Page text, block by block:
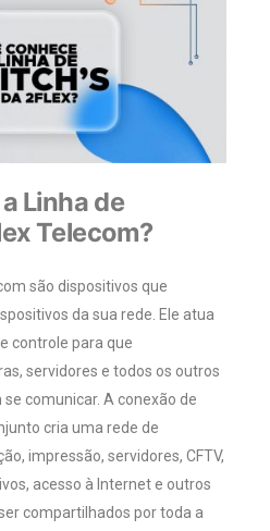
Linha de
Telecom?
são dispositivos que
da sua rede. Ele atua
controle para que
servidores e todos os outros
comunicar. A conexão de
cria uma rede de
impressão, servidores, CFTV,
acesso à Internet e outros
compartilhados por toda a